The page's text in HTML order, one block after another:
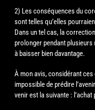
2) Les conséquences du
sont telles qu’elles
Dans un tel cas, la
prolonger pendant
à baisser bien davantage.
À mon avis, considérant
impossible de prédire
venir est la suivante :